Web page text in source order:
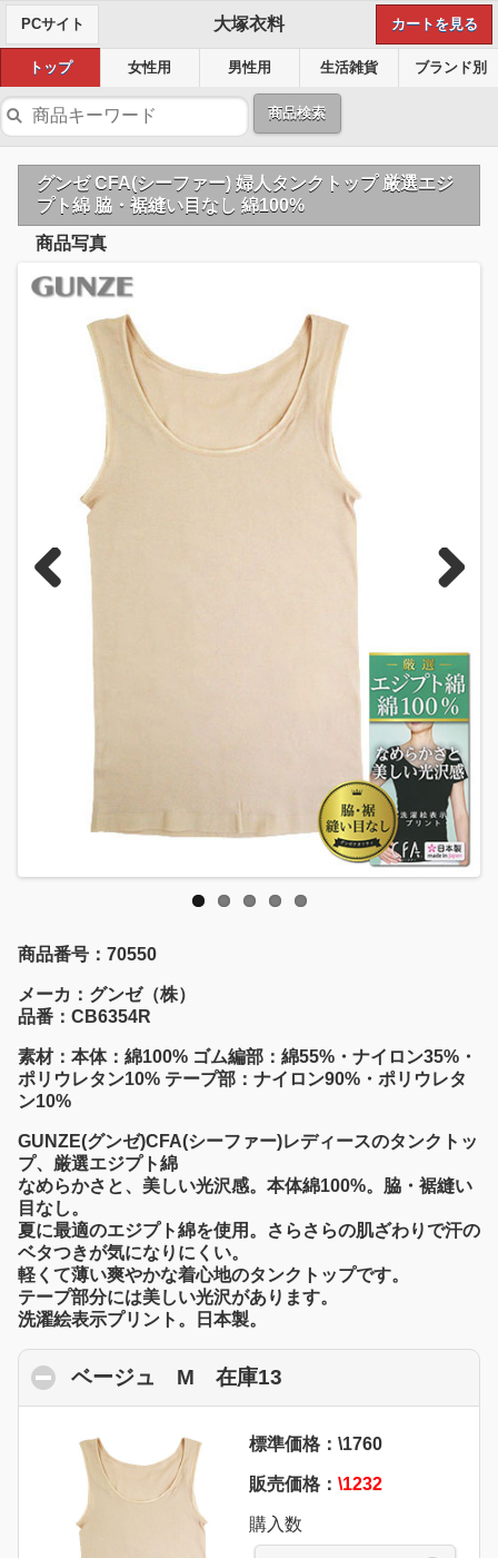
PCサイト 大塚衣料 カートを見る
トップ 女性用 男性用 生活雑貨 ブランド別
商品検索
グンゼ CFA(シーファー) 婦人タンクトップ 厳選エジ
プト綿 脇・裾縫い目なし 綿100%
商品写真
商品番号：70550
メーカ：グンゼ（株）
品番：CB6354R
素材：本体：綿100% ゴム編部：綿55%・ナイロン35%・
ポリウレタン10% テープ部：ナイロン90%・ポリウレタ
ン10%
GUNZE(グンゼ)CFA(シーファー)レディースのタンクトッ
プ、厳選エジプト綿
なめらかさと、美しい光沢感。本体綿100%。脇・裾縫い
目なし。
夏に最適のエジプト綿を使用。さらさらの肌ざわりで汗の
ベタつきが気になりにくい。
軽くて薄い爽やかな着心地のタンクトップです。
テープ部分には美しい光沢があります。
洗濯絵表示プリント。日本製。
ベージュ M 在庫13
標準価格：\1760
販売価格： \1232
購入数